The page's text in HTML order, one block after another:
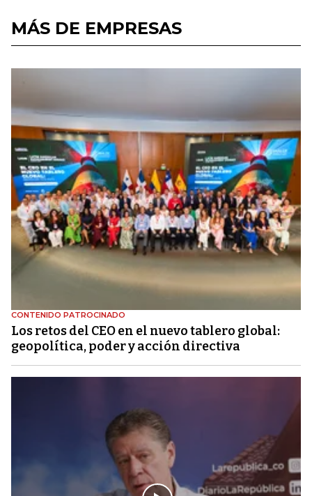
MÁS DE EMPRESAS
CONTENIDO PATROCINADO
Los retos del CEO en el nuevo tablero global:
geopolítica, poder y acción directiva